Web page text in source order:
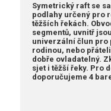
Symetrický raft se
podlahy určený pro
těžších řekách.
segmentů, uvnitř
univerzální člun pro
rodinou, nebo
dobře ovladatelný.
sjet i těžší řeky. Pro
doporučujeme 4